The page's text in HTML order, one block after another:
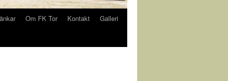
Om FK Tor Kontakt
Galleri